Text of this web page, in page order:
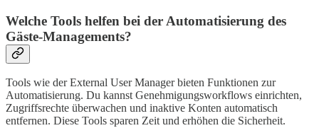
Welche Tools helfen bei der Automatisierung des
Gäste-Managements?
Tools wie der External User Manager bieten Funktionen zur
Automatisierung. Du kannst Genehmigungsworkflows einrichten,
Zugriffsrechte überwachen und inaktive Konten automatisch
entfernen. Diese Tools sparen Zeit und erhöhen die Sicherheit.